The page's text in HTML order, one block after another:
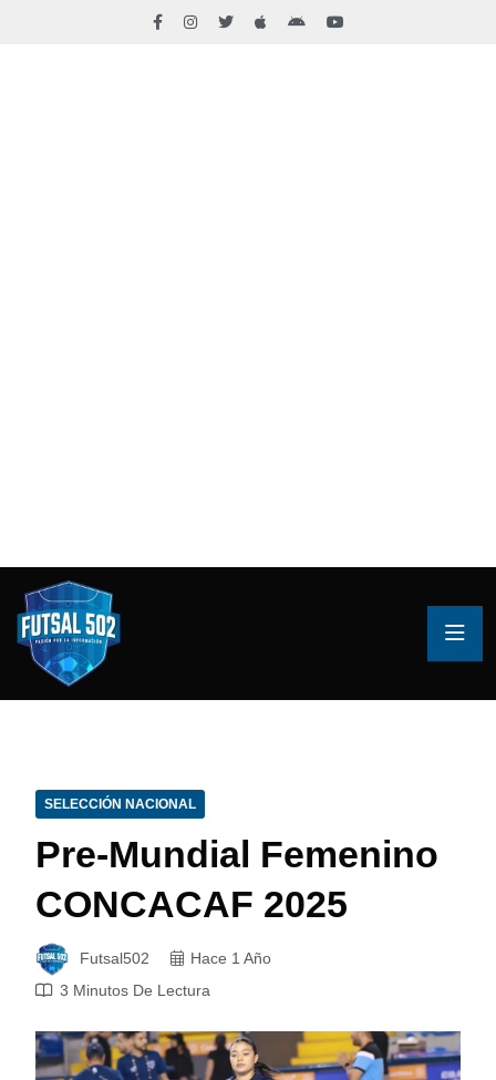
SELECCIÓN NACIONAL
Pre-Mundial Femenino
CONCACAF 2025
Futsal502
Hace 1 Año
3 Minutos De Lectura